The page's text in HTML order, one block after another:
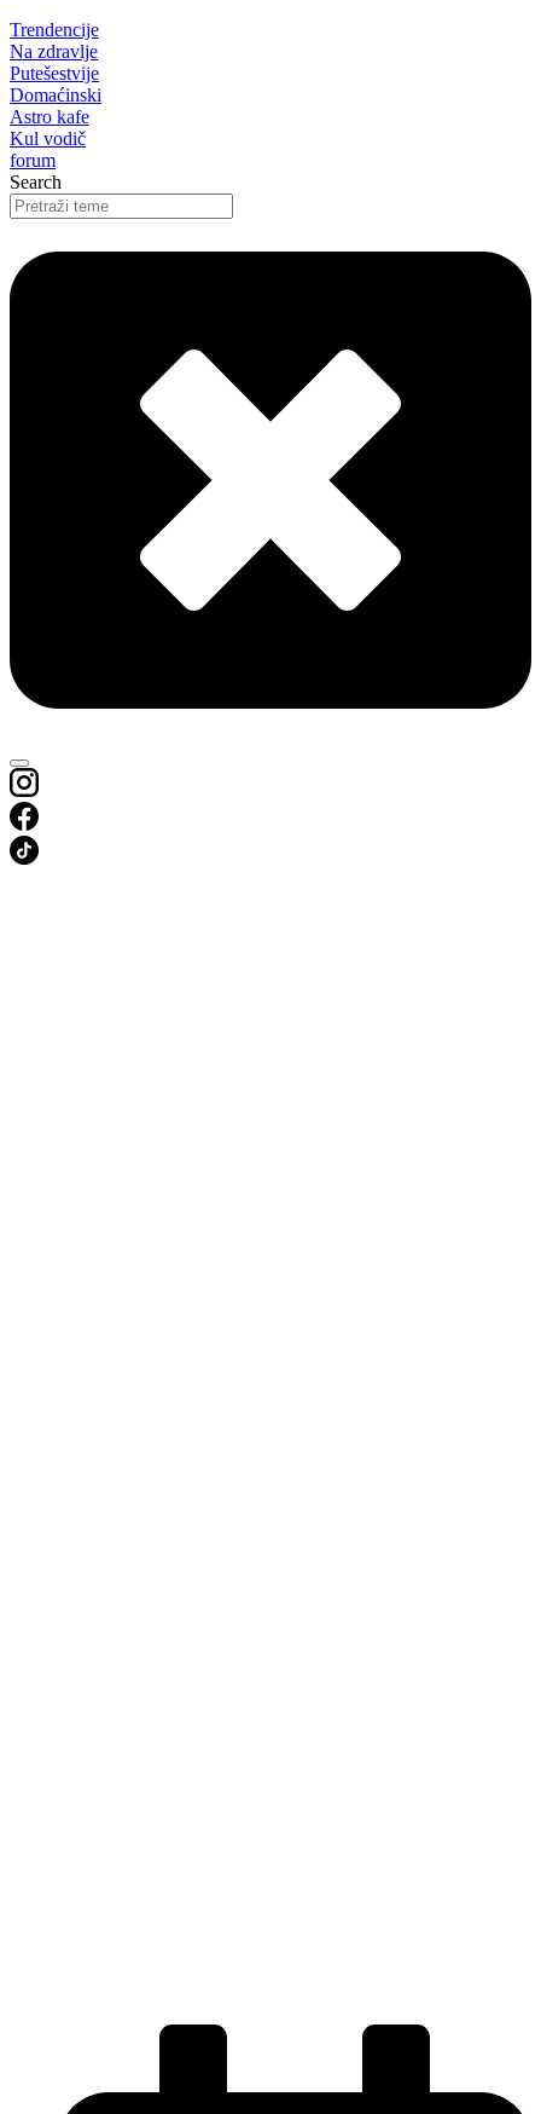
Trendencije
Na zdravlje
Putešestvije
Domaćinski
Astro kafe
Kul vodič
forum
Search